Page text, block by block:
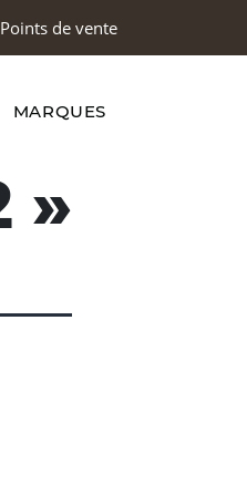
Points de vente
MARQUES
»